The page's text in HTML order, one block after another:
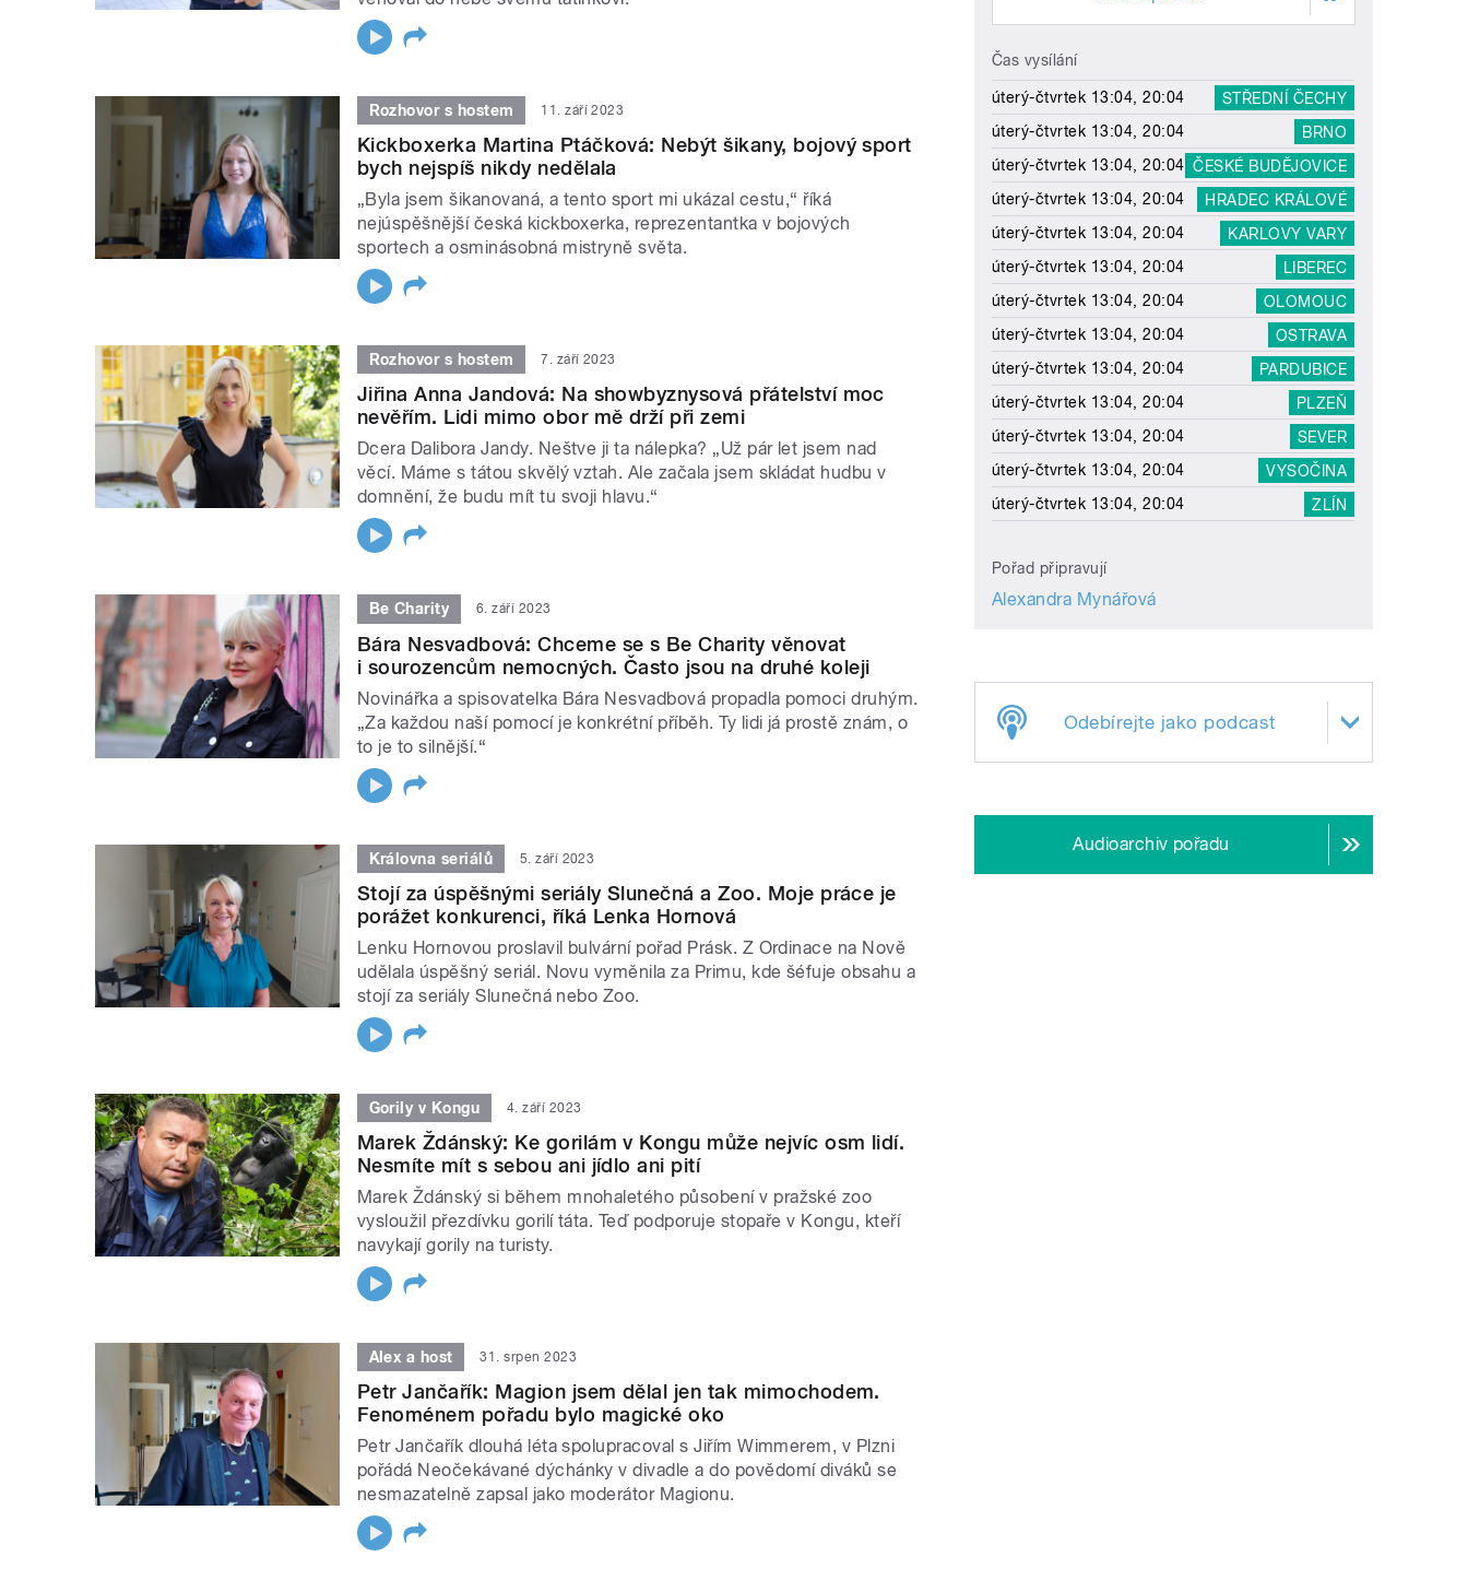
Rozhovor s hostem 11. září 2023
Kickboxerka Martina Ptáčková: Nebýt šikany, bojový sport
bych nejspíš nikdy nedělala
„Byla jsem šikanovaná, a tento sport mi ukázal cestu,“ říká
nejúspěšnější česká kickboxerka, reprezentantka v bojových
sportech a osminásobná mistryně světa.
Rozhovor s hostem 7. září 2023
Jiřina Anna Jandová: Na showbyznysová přátelství moc
nevěřím. Lidi mimo obor mě drží při zemi
Dcera Dalibora Jandy. Neštve ji ta nálepka? „Už pár let jsem nad
věcí. Máme s tátou skvělý vztah. Ale začala jsem skládat hudbu v
domnění, že budu mít tu svoji hlavu.“
Be Charity 6. září 2023
Bára Nesvadbová: Chceme se s Be Charity věnovat
i sourozencům nemocných. Často jsou na druhé koleji
Novinářka a spisovatelka Bára Nesvadbová propadla pomoci druhým.
„Za každou naší pomocí je konkrétní příběh. Ty lidi já prostě znám, o
to je to silnější.“
Královna seriálů 5. září 2023
Stojí za úspěšnými seriály Slunečná a Zoo. Moje práce je
porážet konkurenci, říká Lenka Hornová
Lenku Hornovou proslavil bulvární pořad Prásk. Z Ordinace na Nově
udělala úspěšný seriál. Novu vyměnila za Primu, kde šéfuje obsahu a
stojí za seriály Slunečná nebo Zoo.
Gorily v Kongu 4. září 2023
Marek Ždánský: Ke gorilám v Kongu může nejvíc osm lidí.
Nesmíte mít s sebou ani jídlo ani pití
Marek Ždánský si během mnohaletého působení v pražské zoo
vysloužil přezdívku gorilí táta. Teď podporuje stopaře v Kongu, kteří
navykají gorily na turisty.
Alex a host 31. srpen 2023
Petr Jančařík: Magion jsem dělal jen tak mimochodem.
Fenoménem pořadu bylo magické oko
Petr Jančařík dlouhá léta spolupracoval s Jiřím Wimmerem, v Plzni
pořádá Neočekávané dýchánky v divadle a do povědomí diváků se
nesmazatelně zapsal jako moderátor Magionu.
Čas vysílání
úterý-čtvrtek 13:04, 20:04
STŘEDNÍ ČECHY
úterý-čtvrtek 13:04, 20:04
BRNO
úterý-čtvrtek 13:04, 20:04 ČESKÉ BUDĚJOVICE
úterý-čtvrtek 13:04, 20:04
HRADEC KRÁLOVÉ
úterý-čtvrtek 13:04, 20:04
KARLOVY VARY
úterý-čtvrtek 13:04, 20:04
LIBEREC
úterý-čtvrtek 13:04, 20:04
OLOMOUC
úterý-čtvrtek 13:04, 20:04
OSTRAVA
úterý-čtvrtek 13:04, 20:04
PARDUBICE
úterý-čtvrtek 13:04, 20:04
PLZEŇ
úterý-čtvrtek 13:04, 20:04
SEVER
úterý-čtvrtek 13:04, 20:04
VYSOČINA
úterý-čtvrtek 13:04, 20:04
ZLÍN
Pořad připravují
Alexandra Mynářová
Odebírejte jako podcast
Audioarchiv pořadu